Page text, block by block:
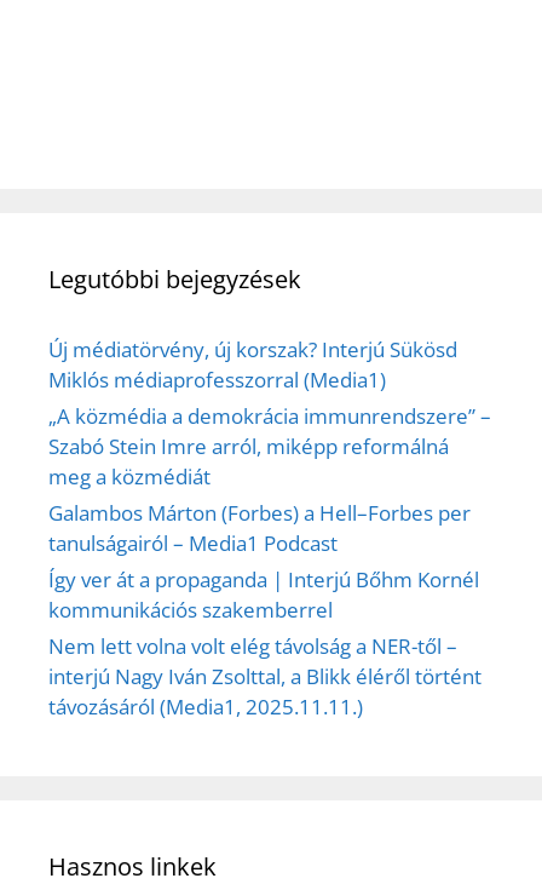
Legutóbbi bejegyzések
Új médiatörvény, új korszak? Interjú Sükösd
Miklós médiaprofesszorral (Media1)
„A közmédia a demokrácia immunrendszere” –
Szabó Stein Imre arról, miképp reformálná
meg a közmédiát
Galambos Márton (Forbes) a Hell–Forbes per
tanulságairól – Media1 Podcast
Így ver át a propaganda | Interjú Bőhm Kornél
kommunikációs szakemberrel
Nem lett volna volt elég távolság a NER-től –
interjú Nagy Iván Zsolttal, a Blikk éléről történt
távozásáról (Media1, 2025.11.11.)
Hasznos linkek